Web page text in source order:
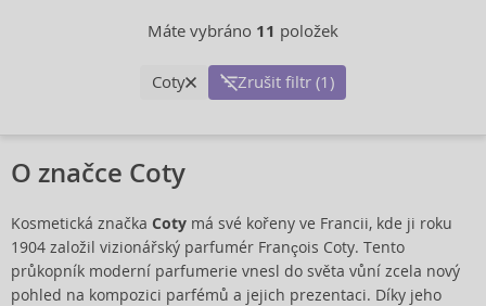
Máte vybráno 11 položek
Coty Zrušit filtr (1)
O značce Coty
Kosmetická značka Coty má své kořeny ve Francii, kde ji roku
1904 založil vizionářský parfumér François Coty. Tento
průkopník moderní parfumerie vnesl do světa vůní zcela nový
pohled na kompozici parfémů a jejich prezentaci. Díky jeho